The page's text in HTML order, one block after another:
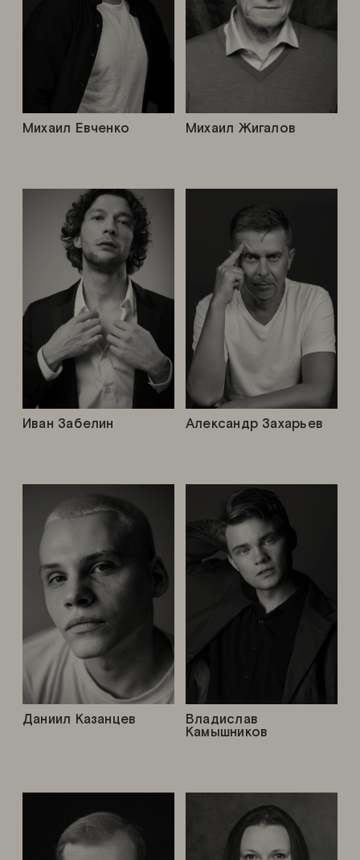
Иван Забелин
Михаил Жигалов
Даниил Казанцев
Александр Захарьев
Михаил Евченко
Владислав
Камышников